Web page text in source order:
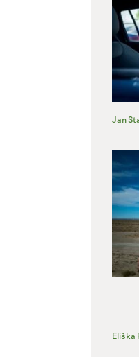
Jan
Eliška